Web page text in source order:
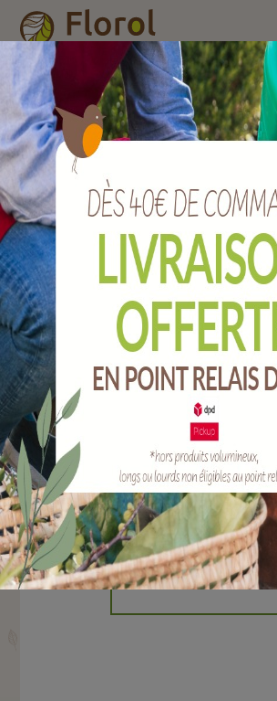
Accueil Nos produits /Engrais et
Auxiliaires de culture/50 larves de
50 larves de coccinelle anti-
Ref :
PV-AUX-01001
EAN :3308083051733
Marque :
ARMOSA PROTECTA
Quantité :
Unité
-